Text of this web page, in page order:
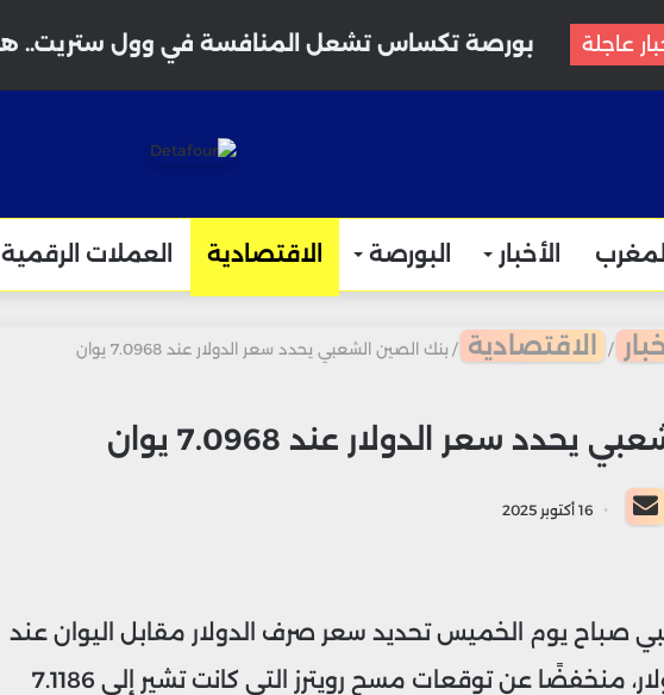
عاجلة
الأخبار البورصة الاقتصادية العملات الرقمية
/ الاقتصادية / بنك الصين الشعبي يحدد سعر الدولار عند 7.0968 يوان
سعر الدولار عند 7.0968 يوان
أرسل
بريدا
16 أكتوبر 2025
صباح يوم الخميس تحديد سعر صرف الدولار مقابل اليوان عند
7.0968 يوان لكل دولار، منخفضًا عن توقعات مسح رويترز التي كانت تشير إلى 7.1186